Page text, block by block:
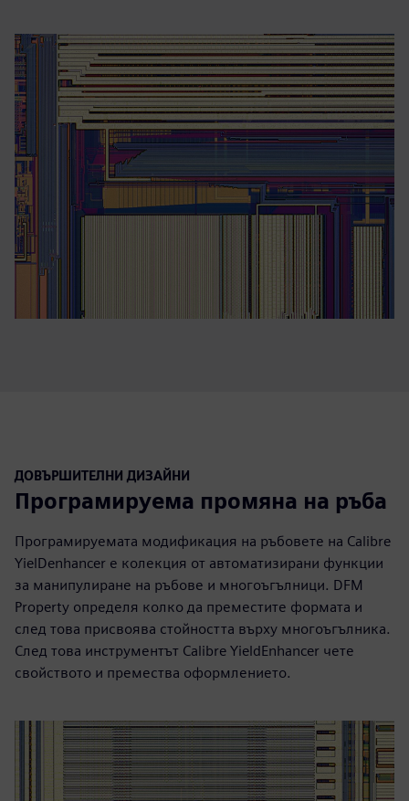
ДОВЪРШИТЕЛНИ ДИЗАЙНИ
Програмируема промяна на ръба
Програмируемата модификация на ръбовете на Calibre
YielDenhancer е колекция от автоматизирани функции
за манипулиране на ръбове и многоъгълници. DFM
Property определя колко да преместите формата и
след това присвоява стойността върху многоъгълника.
След това инструментът Calibre YieldEnhancer чете
свойството и премества оформлението.